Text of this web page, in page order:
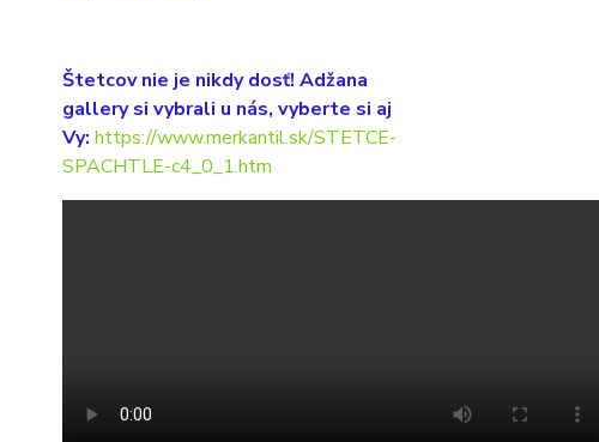
Štetcov nie je nikdy dosť! Adžana
gallery si vybrali u nás, vyberte si aj
Vy: https://www.merkantil.sk/STETCE-
SPACHTLE-c4_0_1.htm